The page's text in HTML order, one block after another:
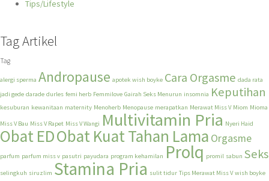
Tips/Lifestyle
Tag Artikel
Tag
alergi sperma Andropause apotek wish boyke Cara Orgasme dada rata
jadi gede darade durles femi herb Femmilove Gairah Seks Menurun insomnia Keputihan
kesuburan kewanitaan maternity Menoherb Menopause merapatkan Merawat Miss V Miom Mioma
Miss V Bau Miss V Rapet Miss V Wangi Multivitamin Pria Nyeri Haid
Obat EDObat Kuat Tahan Lama Orgasme
parfum parfum miss v pasutri payudara program kehamilan Prolq promil sabun Seks
selingkuh siruzlim Stamina Pria sulit tidur Tips Merawat Miss V wish boyke